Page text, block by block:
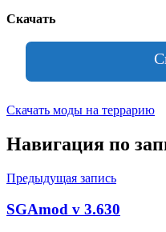
Скачать
Скачать моды на террарию
Навигация по
Предыдущая запись
SGAmod v 3.630